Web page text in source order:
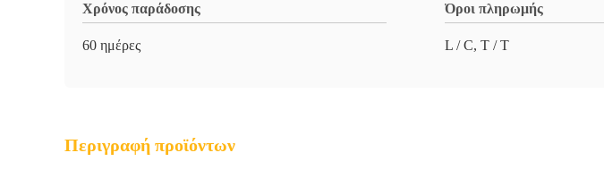
Χρόνος παράδοσης
60 ημέρες
Όροι πληρωμής
L / C, T / T
Περιγραφή προϊόντων